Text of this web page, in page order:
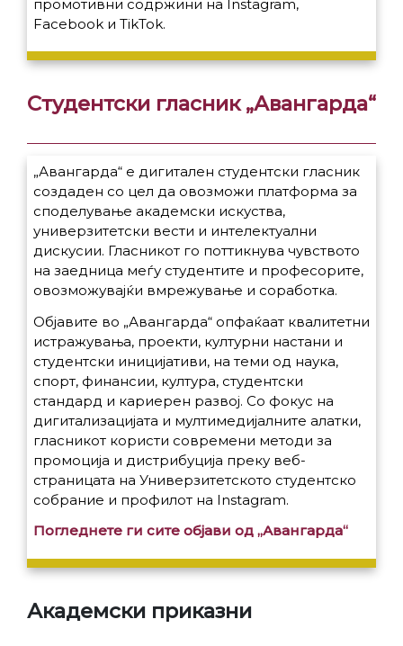
промотивни содржини на Instagram,
Facebook и TikTok.
Студентски гласник „Авангарда“
„Авангарда“ е дигитален студентски гласник
создаден со цел да овозможи платформа за
споделување академски искуства,
универзитетски вести и интелектуални
дискусии. Гласникот го поттикнува чувството
на заедница меѓу студентите и професорите,
овозможувајќи вмрежување и соработка.
Објавите во „Авангарда“ опфаќаат квалитетни
истражувања, проекти, културни настани и
студентски иницијативи, на теми од наука,
спорт, финансии, култура, студентски
стандард и кариерен развој. Со фокус на
дигитализацијата и мултимедијалните алатки,
гласникот користи современи методи за
промоција и дистрибуција преку веб-
страницата на Универзитетското студентско
собрание и профилот на Instagram.
Погледнете ги сите објави од „Авангарда“
Академски приказни